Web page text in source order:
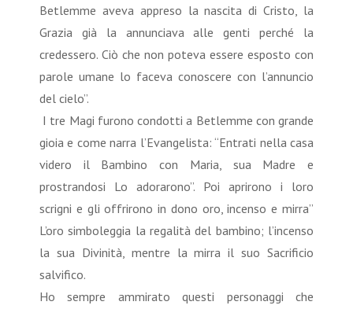
Betlemme aveva appreso la nascita di Cristo, la
Grazia già la annunciava alle genti perché la
credessero. Ciò che non poteva essere esposto con
parole umane lo faceva conoscere con l’annuncio
del cielo”.
I tre Magi furono condotti a Betlemme con grande
gioia e come narra l’Evangelista: “Entrati nella casa
videro il Bambino con Maria, sua Madre e
prostrandosi Lo adorarono”. Poi aprirono i loro
scrigni e gli offrirono in dono oro, incenso e mirra”
L’oro simboleggia la regalità del bambino; l’incenso
la sua Divinità, mentre la mirra il suo Sacrificio
salvifico.
Ho sempre ammirato questi personaggi che